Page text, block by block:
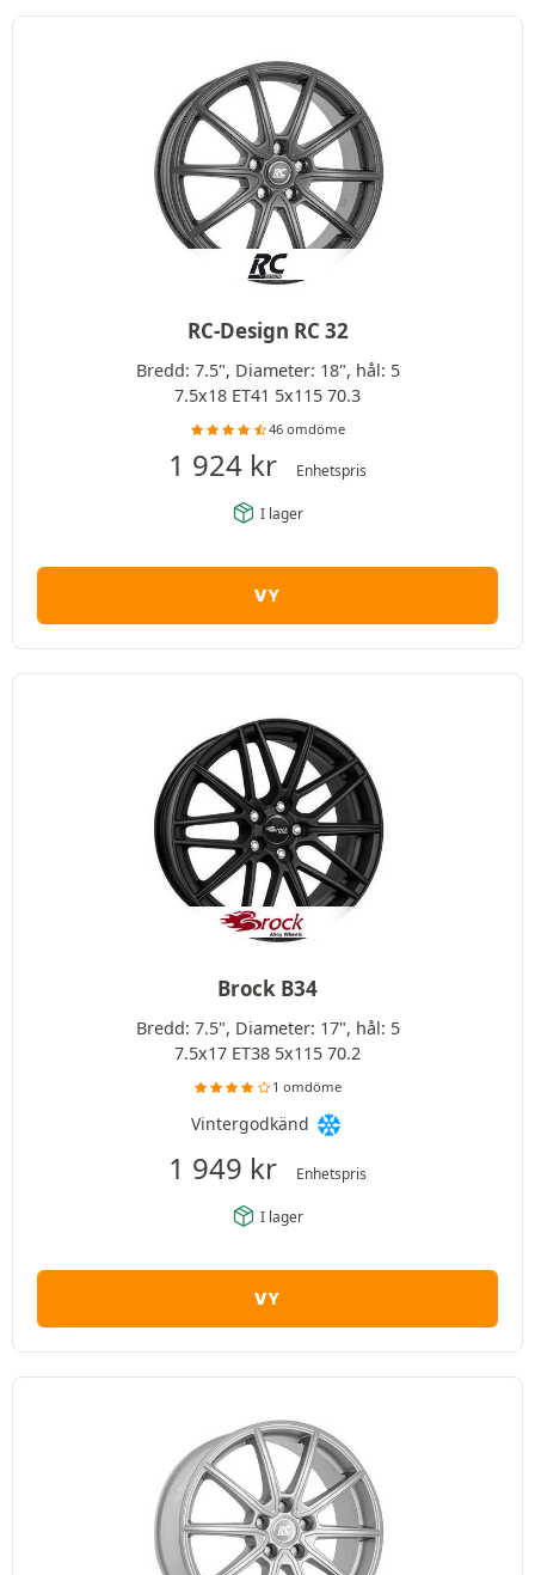
RC-Design RC 32
Bredd: 7.5", Diameter: 18", hål: 5
7.5x18 ET41 5x115 70.3
46 omdöme
1 924 kr Enhetspris
I lager
VY
Brock B34
Bredd: 7.5", Diameter: 17", hål: 5
7.5x17 ET38 5x115 70.2
1 omdöme
Vintergodkänd
1 949 kr Enhetspris
I lager
VY